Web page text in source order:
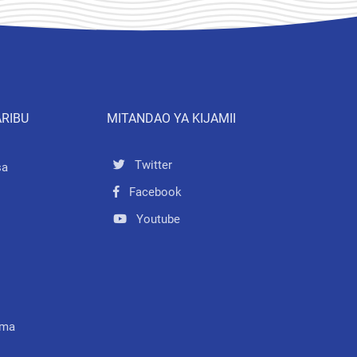
MITANDAO YA KIJAMII
Twitter
Facebook
Youtube